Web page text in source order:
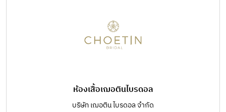
ห้องเสื้อเฌอตินไบรดอล
บริษัท เฌอติน ไบรดอล จำกัด